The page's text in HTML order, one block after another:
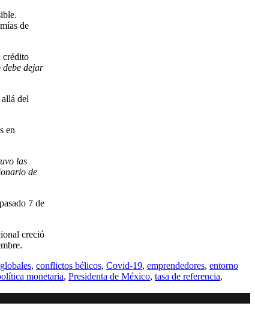
de
crédito
debe dejar
del
en
las
de
7 de
creció
, conflictos bélicos, Covid-19, emprendedores, entorno
monetaria, Presidenta de México, tasa de referencia,